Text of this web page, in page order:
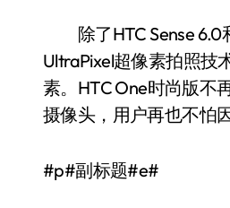
除了HTC Sense 6.0
UltraPixel超像素拍照技
素。HTC One时尚版不
摄像头，用户再也不怕
#p#副标题#e#